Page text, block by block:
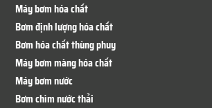
Máy bơm hóa chất
Bơm định lượng hóa chất
Bơm hóa chất thùng phuy
Máy bơm màng hóa chất
Máy bơm nước
Bơm chìm nước thải